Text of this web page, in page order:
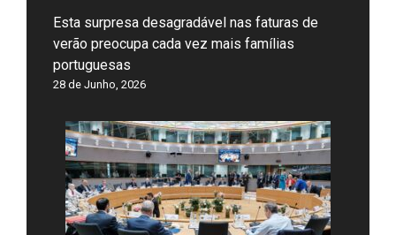
Esta surpresa desagradável nas faturas de
verão preocupa cada vez mais famílias
portuguesas
28 de Junho, 2026